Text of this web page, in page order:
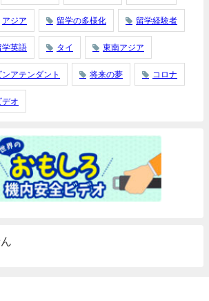
アジア 留学の多様化 留学経験者
学英語 タイ 東南アジア
アテンダント 将来の夢 コロナ
オ